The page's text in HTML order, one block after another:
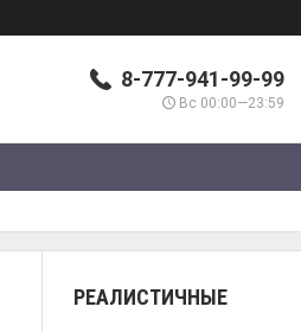
8-777-941-99-99
Вс 00:00—23:59
РЕАЛИСТИЧНЫЕ